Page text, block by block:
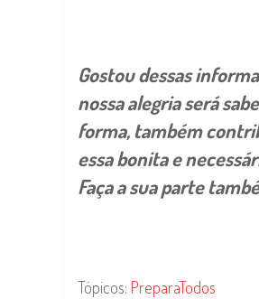
Gostou dessas
nossa alegria será
forma, também
essa bonita e
Faça a sua parte
Tópicos: PreparaTodos